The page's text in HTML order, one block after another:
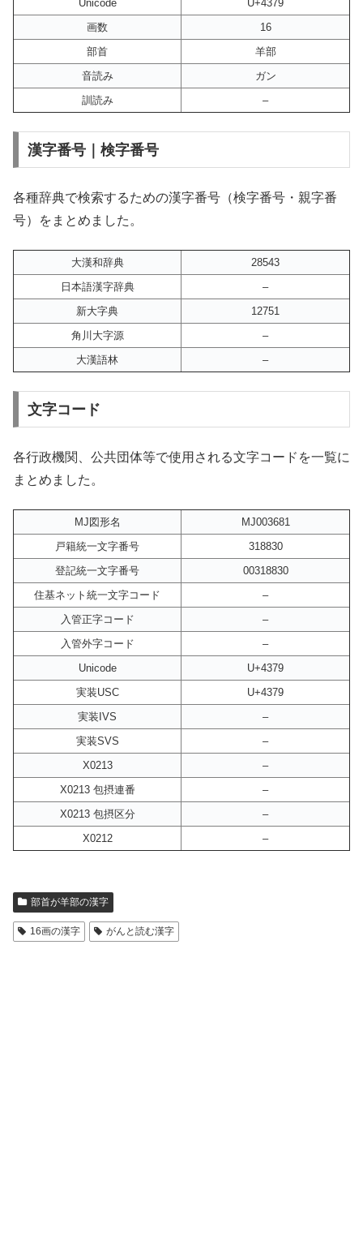
Unicode
U+4379
画数
16
部首
羊部
音読み
ガン
訓読み
–
漢字番号｜検字番号
各種辞典で検索するための漢字番号（検字番号・親字番
号）をまとめました。
大漢和辞典
28543
日本語漢字辞典
–
新大字典
12751
角川大字源
–
大漢語林
–
文字コード
各行政機関、公共団体等で使用される文字コードを一覧に
まとめました。
MJ図形名
MJ003681
戸籍統一文字番号
318830
登記統一文字番号
00318830
住基ネット統一文字コード
–
入管正字コード
–
入管外字コード
–
Unicode
U+4379
実装USC
U+4379
実装IVS
–
実装SVS
–
X0213
–
X0213 包摂連番
–
X0213 包摂区分
–
X0212
–
部首が羊部の漢字
16画の漢字 がんと読む漢字